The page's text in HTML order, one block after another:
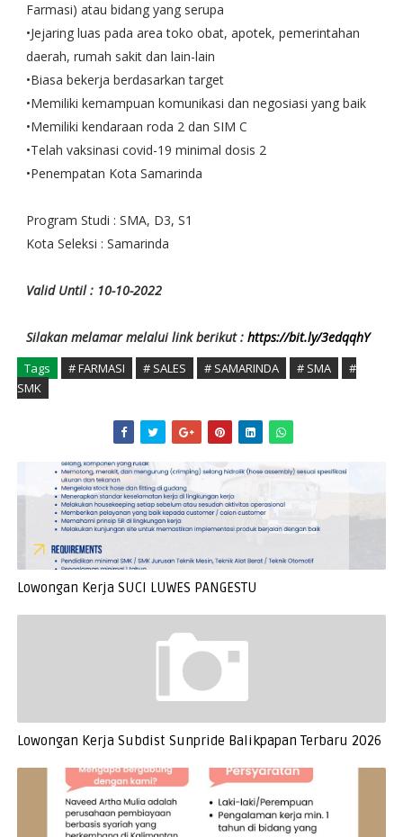
Farmasi) atau bidang yang serupa
•Jejaring luas pada area toko obat, apotek, pemerintahan
daerah, rumah sakit dan lain-lain
•Biasa bekerja berdasarkan target
•Memiliki kemampuan komunikasi dan negosiasi yang baik
•Memiliki kendaraan roda 2 dan SIM C
•Telah vaksinasi covid-19 minimal dosis 2
•Penempatan Kota Samarinda
Program Studi : SMA, D3, S1
Kota Seleksi : Samarinda
Valid Until : 10-10-2022
Silakan melamar melalui link berikut : https://bit.ly/3edqqhY
Tags # FARMASI # SALES # SAMARINDA # SMA
#
SMK
Lowongan Kerja SUCI LUWES PANGESTU
Lowongan Kerja Subdist Sunpride Balikpapan Terbaru 2026